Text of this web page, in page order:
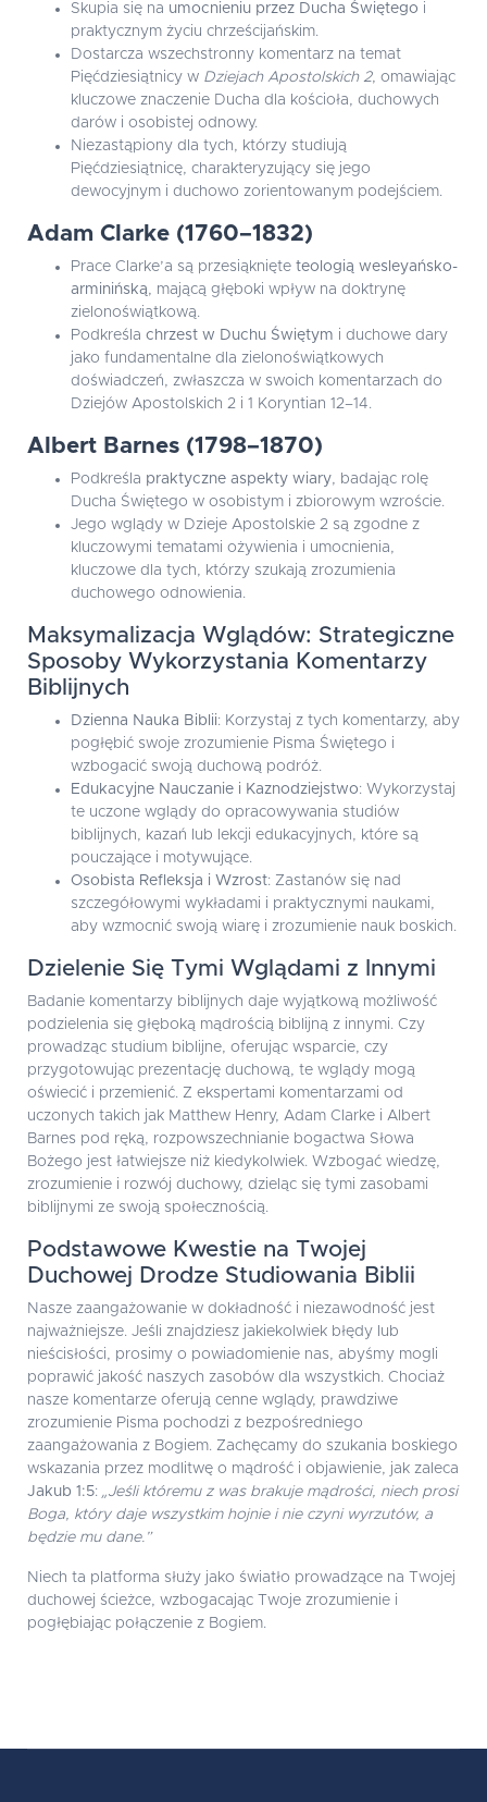
Skupia się na umocnieniu przez Ducha Świętego i
praktycznym życiu chrześcijańskim.
Dostarcza wszechstronny komentarz na temat
Pięćdziesiątnicy w Dziejach Apostolskich 2, omawiając
kluczowe znaczenie Ducha dla kościoła, duchowych
darów i osobistej odnowy.
Niezastąpiony dla tych, którzy studiują
Pięćdziesiątnicę, charakteryzujący się jego
dewocyjnym i duchowo zorientowanym podejściem.
Adam Clarke (1760–1832)
Prace Clarke’a są przesiąknięte teologią wesleyańsko-
arminińską, mającą głęboki wpływ na doktrynę
zielonoświątkową.
Podkreśla chrzest w Duchu Świętym i duchowe dary
jako fundamentalne dla zielonoświątkowych
doświadczeń, zwłaszcza w swoich komentarzach do
Dziejów Apostolskich 2 i 1 Koryntian 12–14.
Albert Barnes (1798–1870)
Podkreśla praktyczne aspekty wiary, badając rolę
Ducha Świętego w osobistym i zbiorowym wzroście.
Jego wglądy w Dzieje Apostolskie 2 są zgodne z
kluczowymi tematami ożywienia i umocnienia,
kluczowe dla tych, którzy szukają zrozumienia
duchowego odnowienia.
Maksymalizacja Wglądów: Strategiczne
Sposoby Wykorzystania Komentarzy
Biblijnych
Dzienna Nauka Biblii: Korzystaj z tych komentarzy, aby
pogłębić swoje zrozumienie Pisma Świętego i
wzbogacić swoją duchową podróż.
Edukacyjne Nauczanie i Kaznodziejstwo: Wykorzystaj
te uczone wglądy do opracowywania studiów
biblijnych, kazań lub lekcji edukacyjnych, które są
pouczające i motywujące.
Osobista Refleksja i Wzrost: Zastanów się nad
szczegółowymi wykładami i praktycznymi naukami,
aby wzmocnić swoją wiarę i zrozumienie nauk boskich.
Dzielenie Się Tymi Wglądami z Innymi
Badanie komentarzy biblijnych daje wyjątkową możliwość
podzielenia się głęboką mądrością biblijną z innymi. Czy
prowadząc studium biblijne, oferując wsparcie, czy
przygotowując prezentację duchową, te wglądy mogą
oświecić i przemienić. Z ekspertami komentarzami od
uczonych takich jak Matthew Henry, Adam Clarke i Albert
Barnes pod ręką, rozpowszechnianie bogactwa Słowa
Bożego jest łatwiejsze niż kiedykolwiek. Wzbogać wiedzę,
zrozumienie i rozwój duchowy, dzieląc się tymi zasobami
biblijnymi ze swoją społecznością.
Podstawowe Kwestie na Twojej
Duchowej Drodze Studiowania Biblii
Nasze zaangażowanie w dokładność i niezawodność jest
najważniejsze. Jeśli znajdziesz jakiekolwiek błędy lub
nieścisłości, prosimy o powiadomienie nas, abyśmy mogli
poprawić jakość naszych zasobów dla wszystkich. Chociaż
nasze komentarze oferują cenne wglądy, prawdziwe
zrozumienie Pisma pochodzi z bezpośredniego
zaangażowania z Bogiem. Zachęcamy do szukania boskiego
wskazania przez modlitwę o mądrość i objawienie, jak zaleca
Jakub 1:5: „Jeśli któremu z was brakuje mądrości, niech prosi
Boga, który daje wszystkim hojnie i nie czyni wyrzutów, a
będzie mu dane.”
Niech ta platforma służy jako światło prowadzące na Twojej
duchowej ścieżce, wzbogacając Twoje zrozumienie i
pogłębiając połączenie z Bogiem.